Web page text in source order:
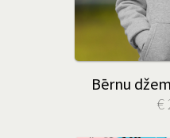
Bērnu
€